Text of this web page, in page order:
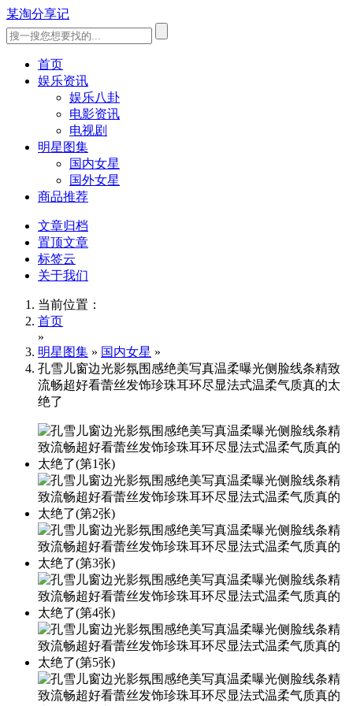
某淘分享记
首页
娱乐资讯
娱乐八卦
电影资讯
电视剧
明星图集
国内女星
国外女星
商品推荐
文章归档
置顶文章
标签云
关于我们
当前位置：
首页
»
明星图集 » 国内女星 »
孔雪儿窗边光影氛围感绝美写真温柔曝光侧脸线条精致
流畅超好看蕾丝发饰珍珠耳环尽显法式温柔气质真的太
绝了